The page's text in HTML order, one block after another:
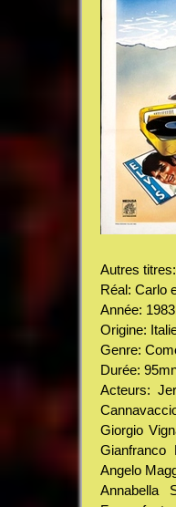
Autres
Réal: Carlo
Année: 1983
Origine:
Genre:
Durée:
Acteurs:
Giorgio
Gianfranco
Angelo
Annabella